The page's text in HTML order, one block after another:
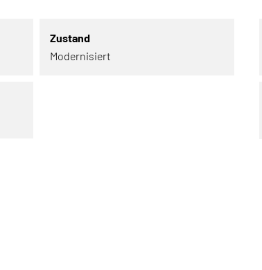
Zustand
Modernisiert